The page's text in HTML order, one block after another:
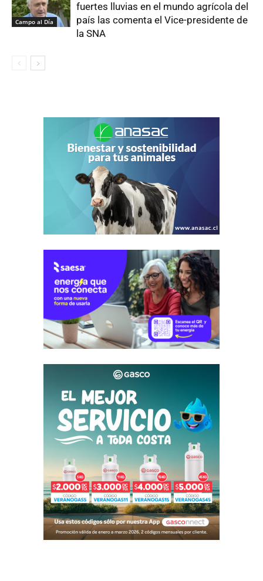
Campo al Día
fuertes lluvias en el mundo agrícola del
país las comenta el Vice-presidente de
la SNA